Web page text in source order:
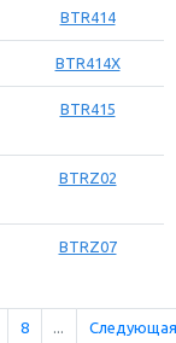
BTR414
BTR414X
BTR415
BTRZ02
BTRZ07
8 Следующая